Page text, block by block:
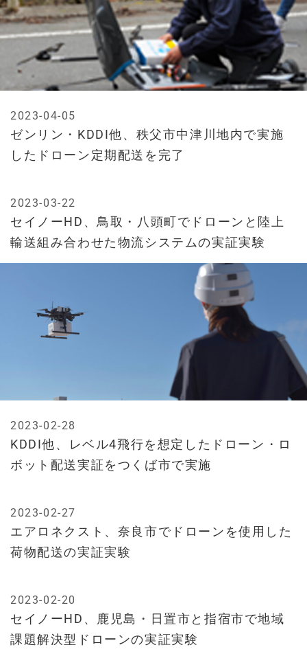
ゼンリン・KDDI他、秩父市中津川地内で実施
したドローン定期配送を完了
2023-04-05
セイノーHD、鳥取・八頭町でドローンと陸上
輸送組み合わせた物流システムの実証実験
2023-03-22
KDDI他、レベル4飛行を想定したドローン・ロ
ボット配送実証をつくば市で実施
2023-02-28
エアロネクスト、奈良市でドローンを使用した
荷物配送の実証実験
2023-02-27
セイノーHD、鹿児島・日置市と指宿市で地域
課題解決型ドローンの実証実験
2023-02-20